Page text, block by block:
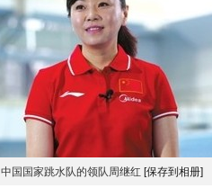
中国国家跳水队的领队周继红 [保存到相册]